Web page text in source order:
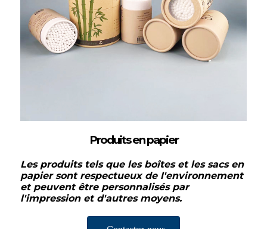
Produits en papier
Les produits tels que les boîtes et les sacs en
papier sont respectueux de l'environnement
et peuvent être personnalisés par
l'impression et d'autres moyens.